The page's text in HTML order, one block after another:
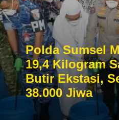
Polda Sumsel
19,4 Kilogram
Butir Ekstasi,
38.000 Jiwa